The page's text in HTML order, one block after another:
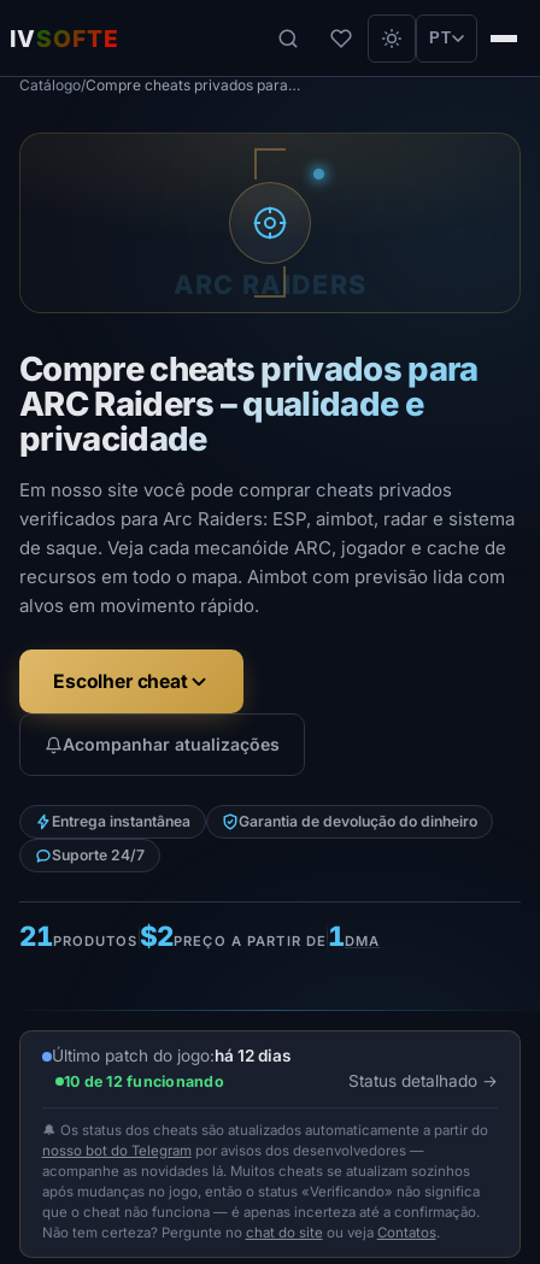
IVSOFTE PT
Catálogo/ Compre cheats privados para ARC Raiders – qualidade e privacidade
Compre cheats privados para
ARC Raiders – qualidade e
privacidade
Em nosso site você pode comprar cheats privados
verificados para Arc Raiders: ESP, aimbot, radar e sistema
de saque. Veja cada mecanóide ARC, jogador e cache de
recursos em todo o mapa. Aimbot com previsão lida com
alvos em movimento rápido.
Escolher cheat
Acompanhar atualizações
Entrega instantânea
Garantia de devolução do dinheiro
Suporte 24/7
21PRODUTOS$2PREÇO A PARTIR DE 1DMA
ARC RAIDERS
Último patch do jogo:há 12 dias
10 de 12 funcionando Status detalhado
🔔 Os status dos cheats são atualizados automaticamente a partir do
nosso bot do Telegram por avisos dos desenvolvedores —
acompanhe as novidades lá. Muitos cheats se atualizam sozinhos
após mudanças no jogo, então o status «Verificando» não significa
que o cheat não funciona — é apenas incerteza até a confirmação.
Não tem certeza? Pergunte no chat do site ou veja Contatos.